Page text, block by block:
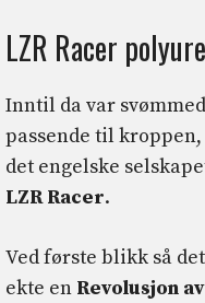
LZR Racer
Inntil da var
passende til
det engelske
LZR Racer.
Ved første blikk så
ekte en Revolusjon